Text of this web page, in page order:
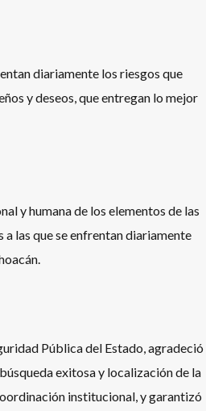
diariamente los riesgos que
y deseos, que entregan lo mejor
y humana de los elementos de las
las que se enfrentan diariamente
Pública del Estado, agradeció
exitosa y localización de la
institucional, y garantizó